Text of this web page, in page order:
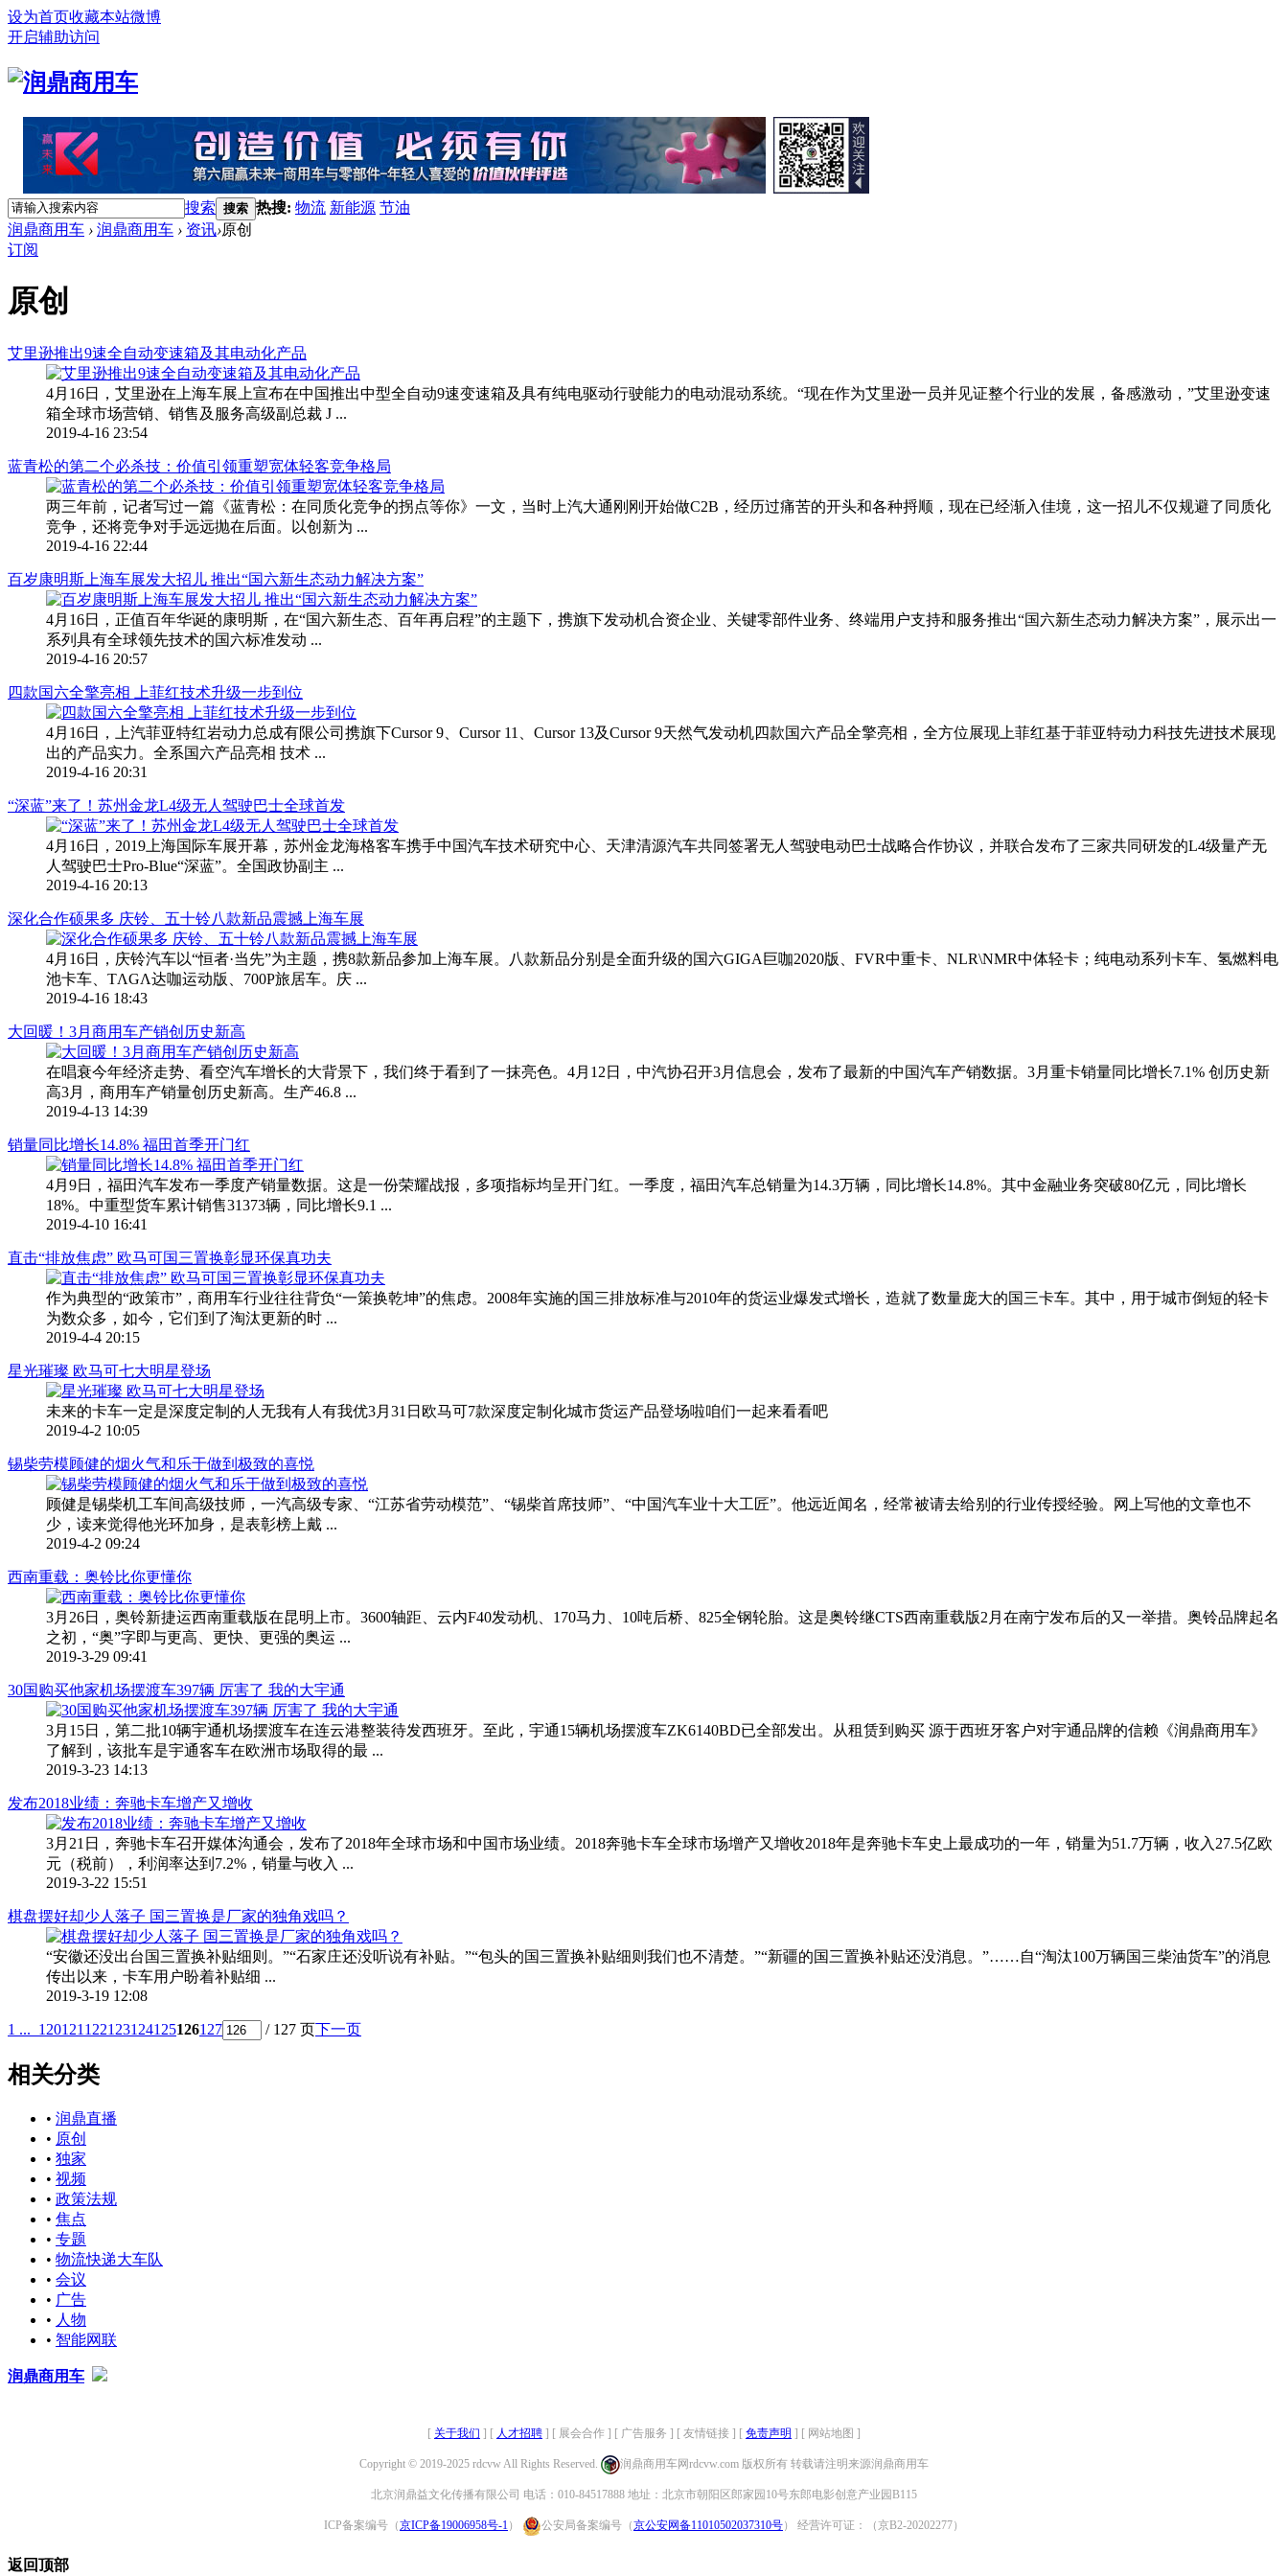
设为首页收藏本站微博
开启辅助访问
搜索 搜索 热搜: 物流 新能源 节油
润鼎商用车 › 润鼎商用车 › 资讯›原创
订阅
原创
艾里逊推出9速全自动变速箱及其电动化产品
4月16日，艾里逊在上海车展上宣布在中国推出中型全自动9速变速箱及具有纯电驱动行驶能力的电动混动系统。“现在作为艾里逊一员并见证整个行业的发展，备感激动，”艾里逊变速
箱全球市场营销、销售及服务高级副总裁 J ...
2019-4-16 23:54
蓝青松的第二个必杀技：价值引领重塑宽体轻客竞争格局
两三年前，记者写过一篇《蓝青松：在同质化竞争的拐点等你》一文，当时上汽大通刚刚开始做C2B，经历过痛苦的开头和各种捋顺，现在已经渐入佳境，这一招儿不仅规避了同质化
竞争，还将竞争对手远远抛在后面。以创新为 ...
2019-4-16 22:44
百岁康明斯上海车展发大招儿 推出“国六新生态动力解决方案”
4月16日，正值百年华诞的康明斯，在“国六新生态、百年再启程”的主题下，携旗下发动机合资企业、关键零部件业务、终端用户支持和服务推出“国六新生态动力解决方案”，展示出一
系列具有全球领先技术的国六标准发动 ...
2019-4-16 20:57
四款国六全擎亮相 上菲红技术升级一步到位
4月16日，上汽菲亚特红岩动力总成有限公司携旗下Cursor 9、Cursor 11、Cursor 13及Cursor 9天然气发动机四款国六产品全擎亮相，全方位展现上菲红基于菲亚特动力科技先进技术展现
出的产品实力。全系国六产品亮相 技术 ...
2019-4-16 20:31
“深蓝”来了！苏州金龙L4级无人驾驶巴士全球首发
4月16日，2019上海国际车展开幕，苏州金龙海格客车携手中国汽车技术研究中心、天津清源汽车共同签署无人驾驶电动巴士战略合作协议，并联合发布了三家共同研发的L4级量产无
人驾驶巴士Pro-Blue“深蓝”。全国政协副主 ...
2019-4-16 20:13
深化合作硕果多 庆铃、五十铃八款新品震撼上海车展
4月16日，庆铃汽车以“恒者·当先”为主题，携8款新品参加上海车展。八款新品分别是全面升级的国六GIGA巨咖2020版、FVR中重卡、NLR\NMR中体轻卡；纯电动系列卡车、氢燃料电
池卡车、TΛGΛ达咖运动版、700P旅居车。庆 ...
2019-4-16 18:43
大回暖！3月商用车产销创历史新高
在唱衰今年经济走势、看空汽车增长的大背景下，我们终于看到了一抹亮色。4月12日，中汽协召开3月信息会，发布了最新的中国汽车产销数据。3月重卡销量同比增长7.1% 创历史新
高3月，商用车产销量创历史新高。生产46.8 ...
2019-4-13 14:39
销量同比增长14.8% 福田首季开门红
4月9日，福田汽车发布一季度产销量数据。这是一份荣耀战报，多项指标均呈开门红。一季度，福田汽车总销量为14.3万辆，同比增长14.8%。其中金融业务突破80亿元，同比增长
18%。中重型货车累计销售31373辆，同比增长9.1 ...
2019-4-10 16:41
直击“排放焦虑” 欧马可国三置换彰显环保真功夫
作为典型的“政策市”，商用车行业往往背负“一策换乾坤”的焦虑。2008年实施的国三排放标准与2010年的货运业爆发式增长，造就了数量庞大的国三卡车。其中，用于城市倒短的轻卡
为数众多，如今，它们到了淘汰更新的时 ...
2019-4-4 20:15
星光璀璨 欧马可七大明星登场
未来的卡车一定是深度定制的人无我有人有我优3月31日欧马可7款深度定制化城市货运产品登场啦咱们一起来看看吧
2019-4-2 10:05
锡柴劳模顾健的烟火气和乐于做到极致的喜悦
顾健是锡柴机工车间高级技师，一汽高级专家、“江苏省劳动模范”、“锡柴首席技师”、“中国汽车业十大工匠”。他远近闻名，经常被请去给别的行业传授经验。网上写他的文章也不
少，读来觉得他光环加身，是表彰榜上戴 ...
2019-4-2 09:24
西南重载：奥铃比你更懂你
3月26日，奥铃新捷运西南重载版在昆明上市。3600轴距、云内F40发动机、170马力、10吨后桥、825全钢轮胎。这是奥铃继CTS西南重载版2月在南宁发布后的又一举措。奥铃品牌起名
之初，“奥”字即与更高、更快、更强的奥运 ...
2019-3-29 09:41
30国购买他家机场摆渡车397辆 厉害了 我的大宇通
3月15日，第二批10辆宇通机场摆渡车在连云港整装待发西班牙。至此，宇通15辆机场摆渡车ZK6140BD已全部发出。从租赁到购买 源于西班牙客户对宇通品牌的信赖《润鼎商用车》
了解到，该批车是宇通客车在欧洲市场取得的最 ...
2019-3-23 14:13
发布2018业绩：奔驰卡车增产又增收
3月21日，奔驰卡车召开媒体沟通会，发布了2018年全球市场和中国市场业绩。2018奔驰卡车全球市场增产又增收2018年是奔驰卡车史上最成功的一年，销量为51.7万辆，收入27.5亿欧
元（税前），利润率达到7.2%，销量与收入 ...
2019-3-22 15:51
棋盘摆好却少人落子 国三置换是厂家的独角戏吗？
“安徽还没出台国三置换补贴细则。”“石家庄还没听说有补贴。”“包头的国三置换补贴细则我们也不清楚。”“新疆的国三置换补贴还没消息。”……自“淘汰100万辆国三柴油货车”的消息
传出以来，卡车用户盼着补贴细 ...
2019-3-19 12:08
1 ... 120121 122123124125126127 / 127 页下一页
相关分类
• 润鼎直播
• 原创
• 独家
• 视频
• 政策法规
• 焦点
• 专题
• 物流快递大车队
• 会议
• 广告
• 人物
• 智能网联
润鼎商用车
[ 关于我们 ] [ 人才招聘 ] [ 展会合作 ] [ 广告服务 ] [ 友情链接 ] [ 免责声明 ] [ 网站地图 ]
Copyright © 2019-2025 rdcvw All Rights Reserved. 润鼎商用车网rdcvw.com 版权所有 转载请注明来源润鼎商用车
北京润鼎益文化传播有限公司 电话：010-84517888 地址：北京市朝阳区郎家园10号东郎电影创意产业园B115
ICP备案编号（京ICP备19006958号-1 ） 公安局备案编号（京公安网备11010502037310号） 经营许可证：（京B2-20202277）
返回顶部